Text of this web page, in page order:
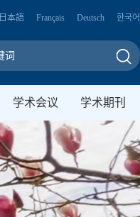
日本語 Français Deutsch 한국어
学术会议 学术期刊